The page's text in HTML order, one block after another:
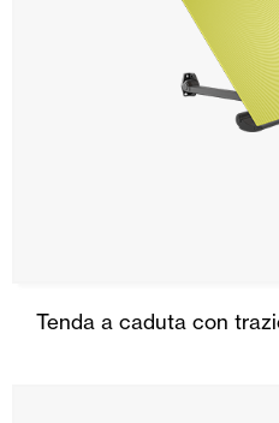
Tenda a caduta con